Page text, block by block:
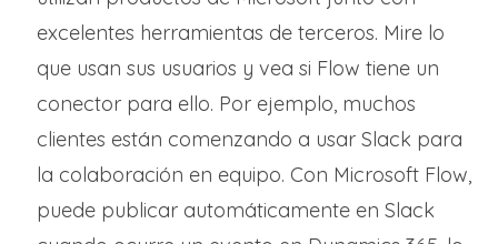
excelentes herramientas de terceros. Mire lo
que usan sus usuarios y vea si Flow tiene un
conector para ello. Por ejemplo, muchos
clientes están comenzando a usar Slack para
la colaboración en equipo. Con Microsoft Flow,
puede publicar automáticamente en Slack